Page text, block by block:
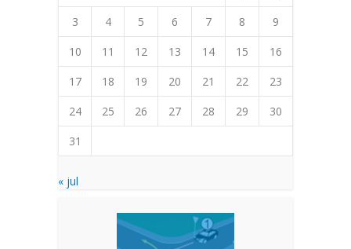
3
4 5 6 7 8
9
10
11 12 13 14 15
16
17
18 19 20 21 22
23
24
25 26 27 28 29
30
31
« jul